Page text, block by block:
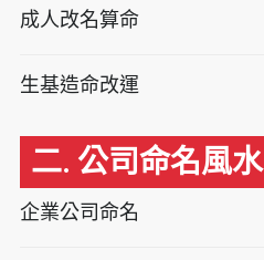
成人改名算命
生基造命改運
二. 公司命名風水
企業公司命名